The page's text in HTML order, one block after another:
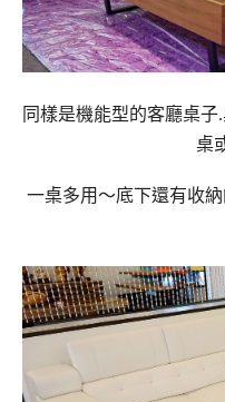
同樣是機能型的客廳桌
桌
一桌多用～底下還有收